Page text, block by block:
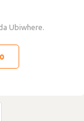
Ubiwhere.